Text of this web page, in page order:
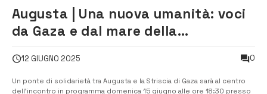
Augusta | Una nuova umanità: voci
da Gaza e dal mare della
12 GIUGNO 2025 0
Un ponte di solidarietà tra Augusta e la Striscia di Gaza sarà al centro
dell’incontro in programma domenica 15 giugno alle ore 18:30 presso